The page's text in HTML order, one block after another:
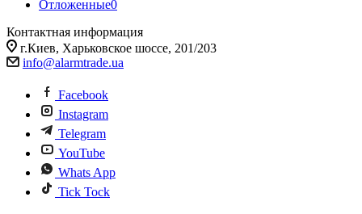
Отложенные0
Контактная информация
г.Киев, Харьковское шоссе, 201/203
info@alarmtrade.ua
Facebook
Instagram
Telegram
YouTube
Whats App
Tick Tock